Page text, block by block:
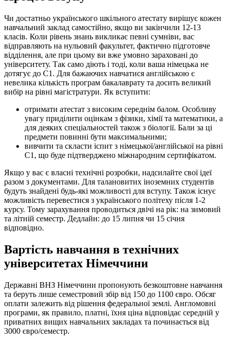
Чи достатньо українського шкільного атестату вирішує кожен
навчальний заклад самостійно, якщо ви закінчили 12-13
класів. Коли рівень знань викликає певні сумніви, вас
відправляють на нульовий факультет, фактично підготовче
відділення, але при цьому ви вже умовно зараховані до
університету. Так само діють і тоді, коли ваша німецька не
дотягує до С1. Для бажаючих навчатися англійською є
невелика кількість програм бакалаврату та досить великий
вибір на рівні магістратури. Як вступити:
отримати атестат з високим середнім балом. Особливу
увагу приділити оцінкам з фізики, хімії та математики, а
для деяких спеціальностей також з біології. Бали за ці
предмети повинні бути максимальними;
вивчити та скласти іспит з німецької/англійської на рівні
С1, що буде підтверджено міжнародним сертифікатом.
Якщо у вас є власні технічні розробки, надсилайте свої ідеї
разом з документами. Для талановитих іноземних студентів
будуть знайдені будь-які можливості для вступу. Також існує
можливість перевестися з українського політеху після 1-2
курсу. Тому зарахування проводиться двічі на рік: на зимовий
та літній семестр. Дедлайн: до 15 липня чи 15 січня
відповідно.
Вартість навчання в технічних
університетах Німеччини
Державні ВНЗ Німеччини пропонують безкоштовне навчання
та беруть лише семестровий збір від 150 до 1100 євро. Обсяг
оплати залежить від рішення федеральної землі. Англомовні
програми, як правило, платні, їхня ціна відповідає середній у
приватних вищих навчальних закладах та починається від
3000 євро/семестр.